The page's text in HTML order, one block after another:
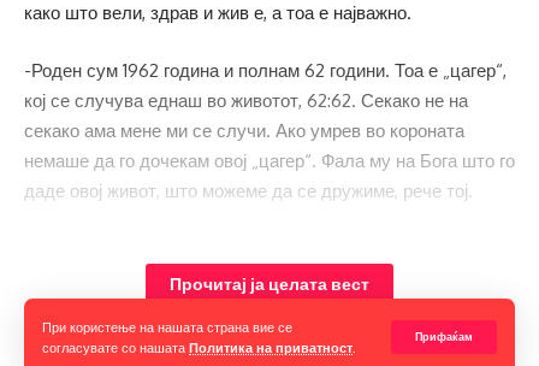
При користење на нашата страна вие се
согласувате со нашата Политика на приватност
Прифаќам
како што вели, здрав и жив е, а тоа е најважно.
-Роден сум 1962 година и полнам 62 години. Тоа е „цагер“,
кој се случува еднаш во животот, 62:62. Секако не на
секако ама мене ми се случи. Ако умрев во короната
немаше да го дочекам овој „цагер“. Фала му на Бога што го
даде овој живот, што можеме да се дружиме, рече тој.
Прочитај ја целата вест